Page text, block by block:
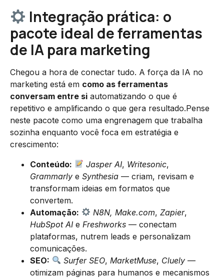
Integração prática: o
pacote ideal de ferramentas
de IA para marketing
Chegou a hora de conectar tudo. A força da IA no
marketing está em como as ferramentas
conversam entre si automatizando o que é
repetitivo e amplificando o que gera resultado.Pense
neste pacote como uma engrenagem que trabalha
sozinha enquanto você foca em estratégia e
crescimento:
Conteúdo:
Jasper AI, Writesonic,
Grammarly e Synthesia — criam, revisam e
transformam ideias em formatos que
convertem.
Automação:
N8N, Make.com,Zapier,
HubSpot AI e Freshworks — conectam
plataformas, nutrem leads e personalizam
comunicações.
SEO:
Surfer SEO, MarketMuse, Cluely —
otimizam páginas para humanos e mecanismos